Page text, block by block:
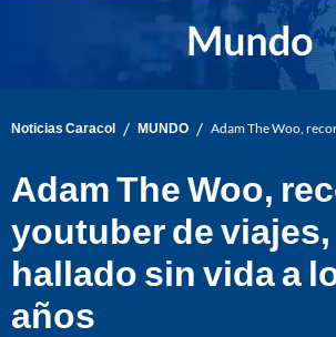
Noticias Caracol / MUNDO / Adam The Woo,
Adam The Woo,
youtuber de
hallado sin vida a
años